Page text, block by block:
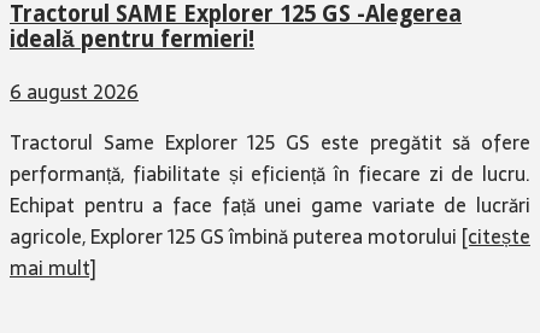
Tractorul SAME Explorer 125 GS -Alegerea
ideală pentru fermieri!
6 august 2026
Tractorul Same Explorer 125 GS este pregătit să ofere
performanță, fiabilitate și eficiență în fiecare zi de lucru.
Echipat pentru a face față unei game variate de lucrări
agricole, Explorer 125 GS îmbină puterea motorului [citește
mai mult]